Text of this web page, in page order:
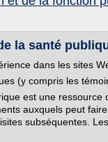
la santé
dans les sites
(y compris les
est une
auxquels peut
subséquentes.